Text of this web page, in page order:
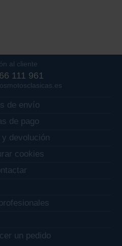
al cliente
111 961
de envío
de pago
devolución
cookies
un pedido